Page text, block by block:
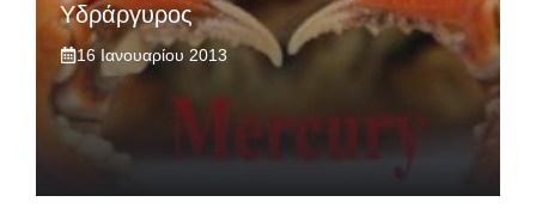
Υδράργυρος
16 Ιανουαρίου 2013